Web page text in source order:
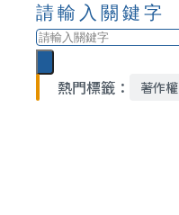
請輸入關鍵字
搜
尋
熱門標籤：
著作權